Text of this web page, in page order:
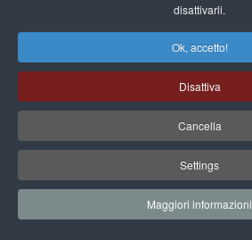
disattivarli.
Ok, accetto!
Disattiva
Cancella
Settings
Maggiori informazioni